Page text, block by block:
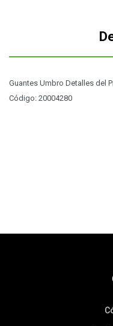
Guantes Umbro Detalles del
Código: 20004280